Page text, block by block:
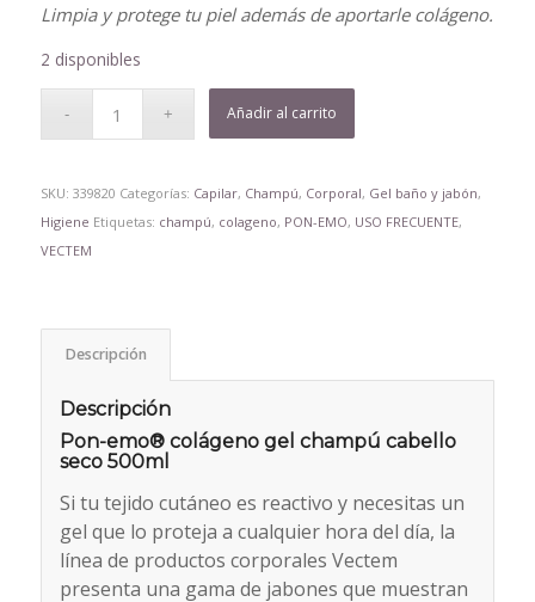
Limpia y protege tu piel además de aportarle colágeno.
2 disponibles
Añadir al carrito
SKU: 339820 Categorías: Capilar, Champú, Corporal, Gel baño y jabón,
Higiene Etiquetas: champú, colageno, PON-EMO, USO FRECUENTE,
VECTEM
Descripción
Descripción
Pon-emo® colágeno gel champú cabello
seco 500ml
Si tu tejido cutáneo es reactivo y necesitas un
gel que lo proteja a cualquier hora del día, la
línea de productos corporales Vectem
presenta una gama de jabones que muestran